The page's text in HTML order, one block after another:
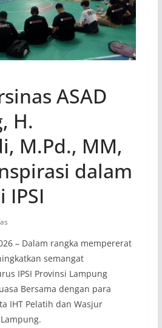
ASAD
H.
M.Pd., MM,
dalam
IPSI
– Dalam rangka mempererat
semangat
IPSI Provinsi Lampung
Bersama dengan para
IHT Pelatih dan Wasjur